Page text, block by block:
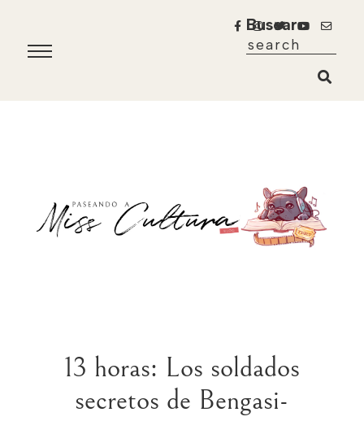
Buscar
13 horas: Los soldados
secretos de Bengasi-